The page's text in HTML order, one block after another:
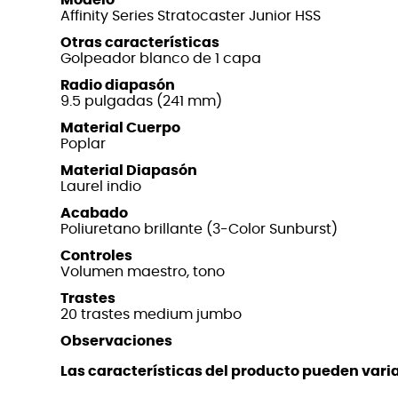
Affinity Series Stratocaster Junior HSS
Otras características
Golpeador blanco de 1 capa
Radio diapasón
9.5 pulgadas (241 mm)
Material Cuerpo
Poplar
Material Diapasón
Laurel indio
Acabado
Poliuretano brillante (3-Color Sunburst)
Controles
Volumen maestro, tono
Trastes
20 trastes medium jumbo
Observaciones
Las características del producto pueden